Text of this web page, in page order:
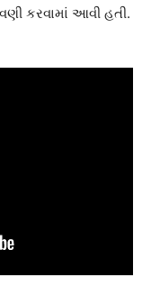
કરવામાં આવી હતી.